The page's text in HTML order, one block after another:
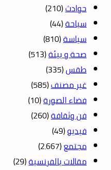
حوادث(210)
سياحة(44)
سياسة(810)
صحة و بيئة(513)
طقس(335)
غير مصنف(585)
فضاء الصورة(10)
فن وثقافة(260)
فيديو(49)
مجتمع(2٬667)
مقالات بالفرنسية(29)